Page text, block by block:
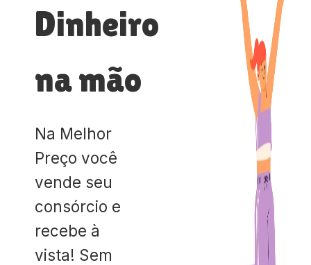
Dinheiro
na mão
Na Melhor
Preço você
vende seu
consórcio e
recebe à
vista! Sem